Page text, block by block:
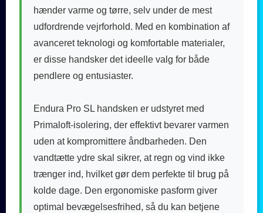
hænder varme og tørre, selv under de mest
udfordrende vejrforhold. Med en kombination af
avanceret teknologi og komfortable materialer,
er disse handsker det ideelle valg for både
pendlere og entusiaster.
Endura Pro SL handsken er udstyret med
Primaloft-isolering, der effektivt bevarer varmen
uden at kompromittere åndbarheden. Den
vandtætte ydre skal sikrer, at regn og vind ikke
trænger ind, hvilket gør dem perfekte til brug på
kolde dage. Den ergonomiske pasform giver
optimal bevægelsesfrihed, så du kan betjene